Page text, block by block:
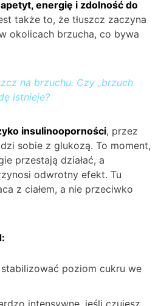
apetyt, energię i zdolność do
także to, że tłuszcz zaczyna
okolicach brzucha, co bywa
na brzuchu. Czy „brzuch
istnieje?
insulinooporności, przez
sobie z glukozą. To moment,
przestają działać, a
odwrotny efekt. Tu
z ciałem, a nie przeciwko
poziom cukru we